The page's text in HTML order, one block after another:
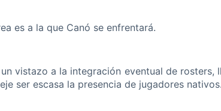
es a la que Canó se enfrentará.
vistazo a la integración eventual de rosters,
ser escasa la presencia de jugadores